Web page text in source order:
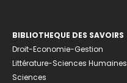
BIBLIOTHEQUE DES SAVOIRS
Droit-Economie-Gestion
Littérature-Sciences Humaines
Sciences